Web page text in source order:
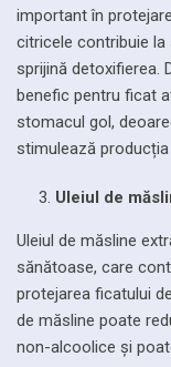
important în
citricele contribuie
sprijină detoxifierea.
benefic pentru ficat
stomacul gol,
stimulează producția
Uleiul de
Uleiul de măsline
sănătoase, care
protejarea ficatului
de măsline poate
non-alcoolice și